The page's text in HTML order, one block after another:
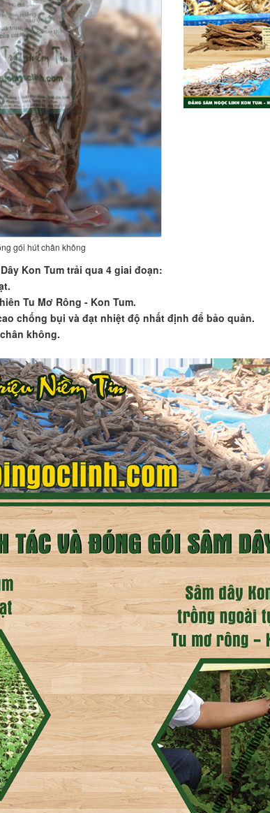
gói hút chân không
Kon Tum trải qua 4 giai đoạn:
Tu Mơ Rông - Kon Tum.
chống bụi và đạt nhiệt độ nhất định để bảo quản.
không.